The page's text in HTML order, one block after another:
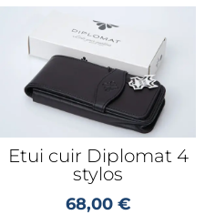
Etui cuir Diplomat 4
stylos
68,00 €